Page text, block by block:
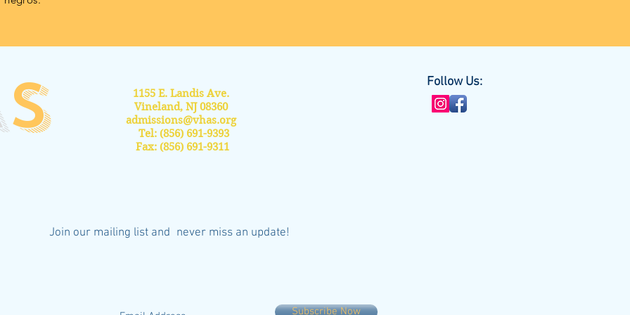
S
1155 E. Landis Ave.
Vineland, NJ 08360
admissions@vhas.org
Tel: (856) 691-9393
Fax: (856) 691-9311
Follow Us:
Join our mailing list and never miss an update!
Subscribe Now